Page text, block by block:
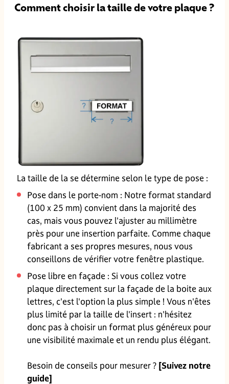
Comment choisir la taille de votre plaque ?
La taille de la se détermine selon le type de pose :
Pose dans le porte-nom : Notre format standard
(100 x 25 mm) convient dans la majorité des
cas, mais vous pouvez l'ajuster au millimètre
près pour une insertion parfaite. Comme chaque
fabricant a ses propres mesures, nous vous
conseillons de vérifier votre fenêtre plastique.
Pose libre en façade : Si vous collez votre
plaque directement sur la façade de la boite aux
lettres, c'est l'option la plus simple ! Vous n'êtes
plus limité par la taille de l'insert : n'hésitez
donc pas à choisir un format plus généreux pour
une visibilité maximale et un rendu plus élégant.
Besoin de conseils pour mesurer ? [Suivez notre
guide]